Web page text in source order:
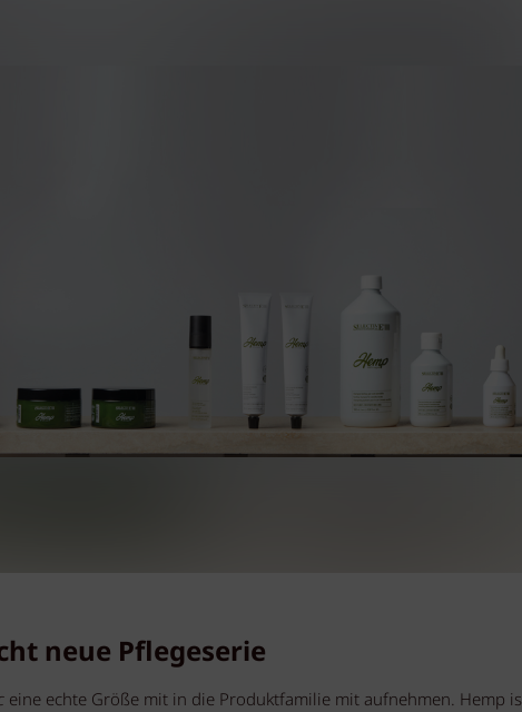
neue Pflegeserie
eine echte Größe mit in die Produktfamilie mit aufnehmen. Hemp